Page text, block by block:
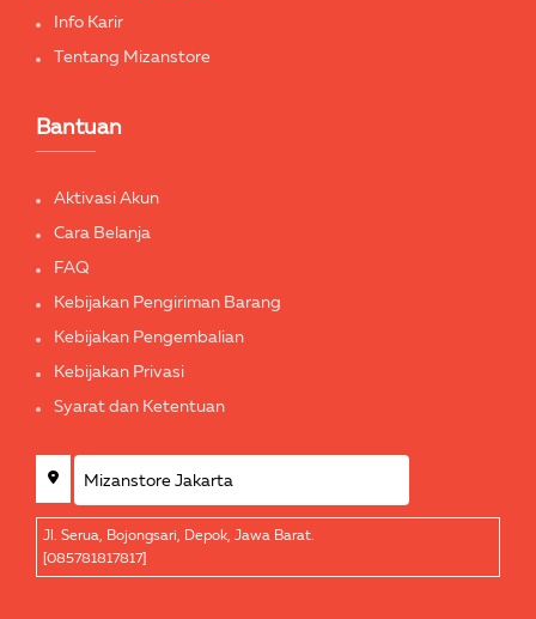
Info Karir
Tentang Mizanstore
Bantuan
Aktivasi Akun
Cara Belanja
FAQ
Kebijakan Pengiriman Barang
Kebijakan Pengembalian
Kebijakan Privasi
Syarat dan Ketentuan
Jl. Serua, Bojongsari, Depok, Jawa Barat.
[085781817817]